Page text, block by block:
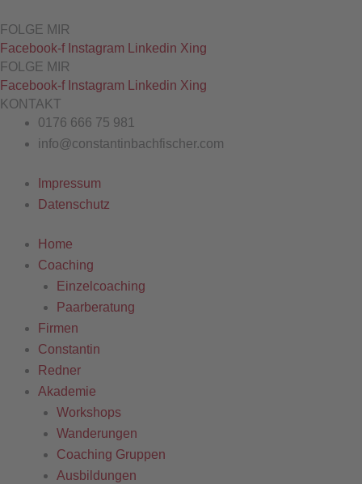
FOLGE MIR
Facebook-f Instagram Linkedin Xing
FOLGE MIR
Facebook-f Instagram Linkedin Xing
KONTAKT
0176 666 75 981
info@constantinbachfischer.com
Impressum
Datenschutz
Home
Coaching
Einzelcoaching
Paarberatung
Firmen
Constantin
Redner
Akademie
Workshops
Wanderungen
Coaching Gruppen
Ausbildungen